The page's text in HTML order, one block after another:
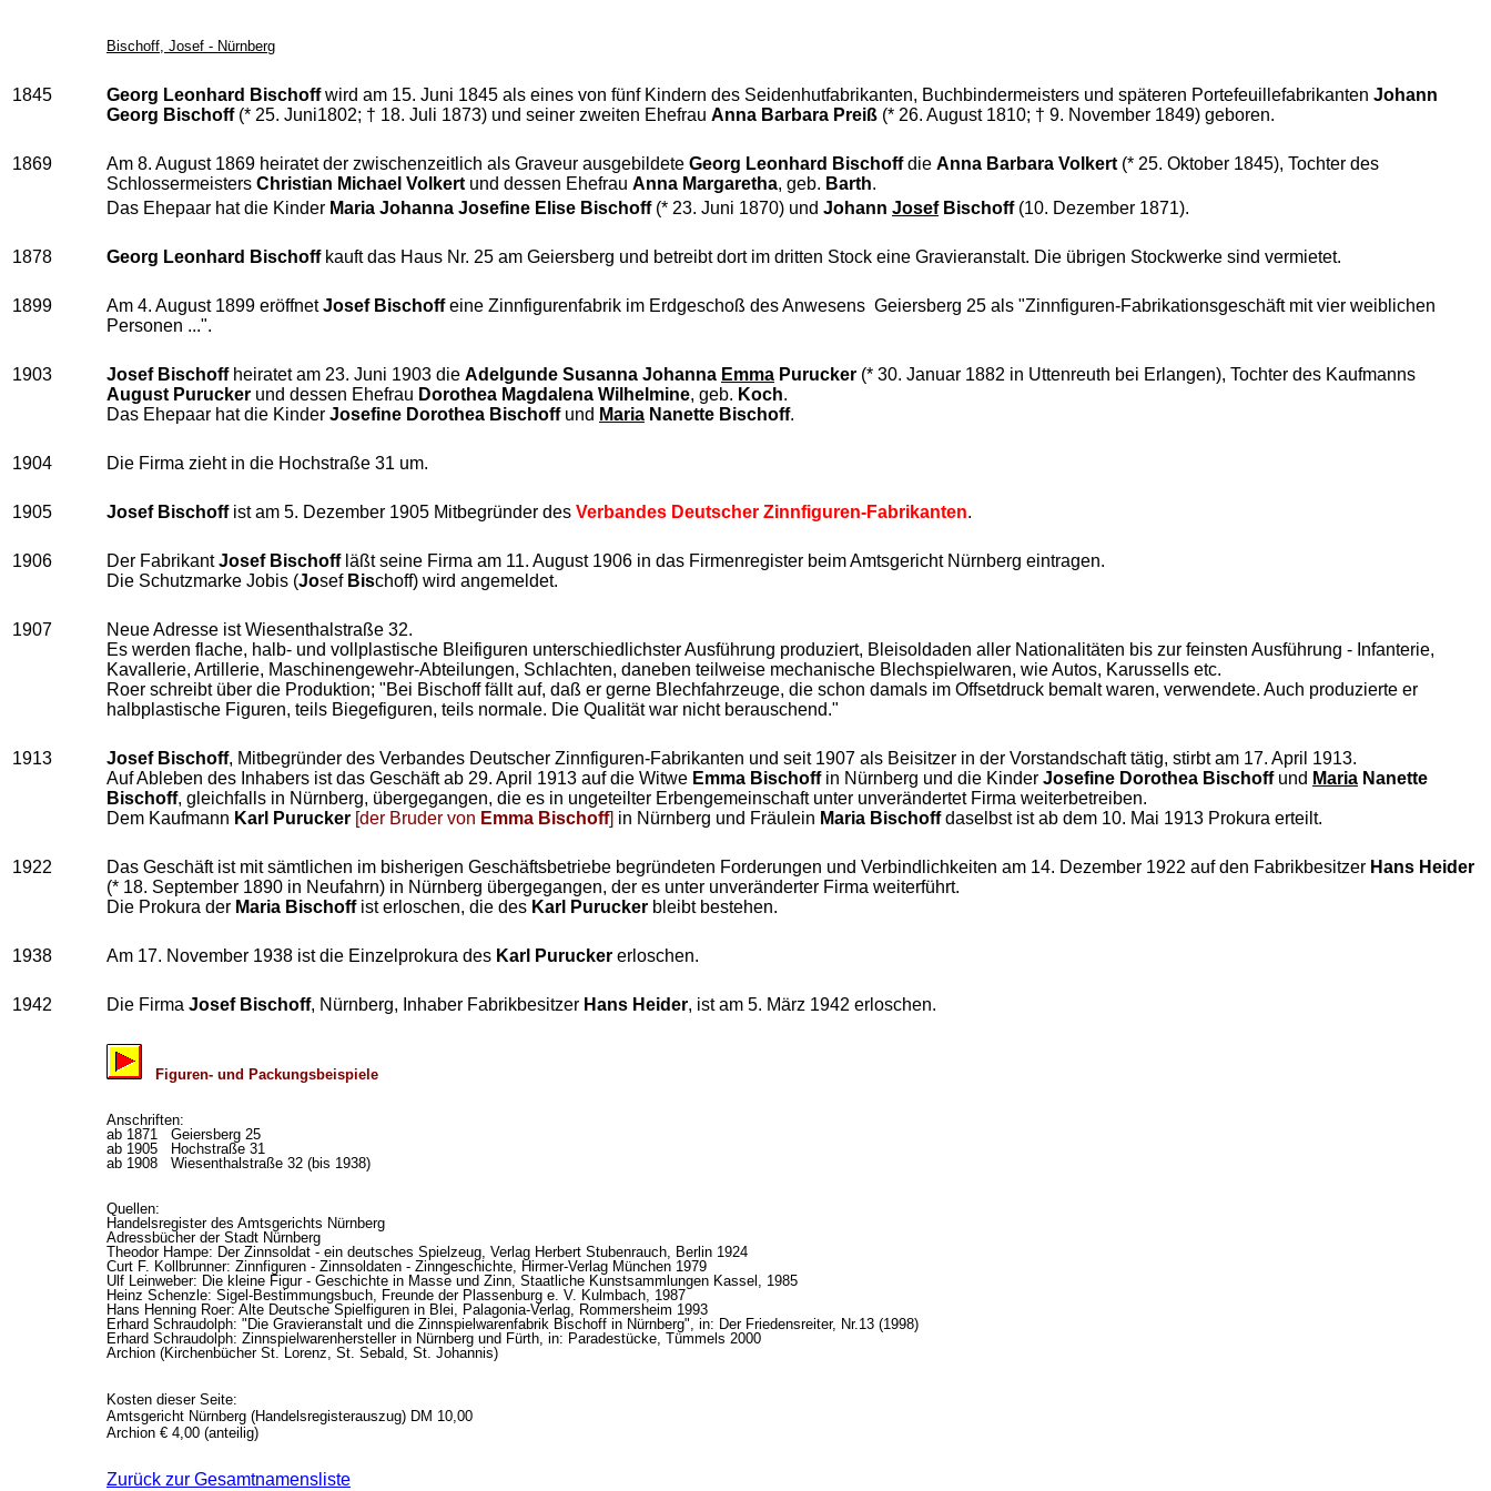
Bischoff, Josef - Nürnberg
1845 Georg Leonhard Bischoffwird am 15. Juni 1845 als eines von fünf Kindern des Seidenhutfabrikanten, Buchbindermeisters und späteren Portefeuillefabrikanten Johann
Georg Bischoff(* 25. Juni1802; † 18. Juli 1873) und seiner zweiten Ehefrau Anna Barbara Preiß (* 26. August 1810; † 9. November 1849) geboren.
1869 Am 8. August 1869 heiratet der zwischenzeitlich als Graveur ausgebildete Georg Leonhard Bischoffdie Anna Barbara Volkert (* 25. Oktober 1845), Tochter des
Schlossermeisters Christian Michael Volkert und dessen Ehefrau Anna Margaretha, geb. Barth.
Das Ehepaar hat die Kinder Maria Johanna Josefine Elise Bischoff(* 23. Juni 1870) und Johann JosefBischoff(10. Dezember 1871).
1878 Georg Leonhard Bischoffkauft das Haus Nr. 25 am Geiersberg und betreibt dort im dritten Stock eine Gravieranstalt. Die übrigen Stockwerke sind vermietet.
1899 Am 4. August 1899 eröffnetJosef Bischoffeine Zinnfigurenfabrik im Erdgeschoß des Anwesens Geiersberg 25 als "Zinnfiguren-Fabrikationsgeschäft mit vier weiblichen
Personen ...".
1903 Josef Bischoffheiratet am 23. Juni 1903 die Adelgunde Susanna Johanna Emma Purucker (* 30. Januar 1882 in Uttenreuth bei Erlangen), Tochter des Kaufmanns
August Purucker und dessen Ehefrau Dorothea Magdalena Wilhelmine, geb. Koch.
Das Ehepaar hat die Kinder Josefine Dorothea Bischoffund Maria Nanette Bischoff.
1904 Die Firma zieht in die Hochstraße 31 um.
1905 Josef Bischoffist am 5. Dezember 1905 Mitbegründer des Verbandes Deutscher Zinnfiguren-Fabrikanten.
1906 Der FabrikantJosef Bischoffläßt seine Firma am 11. August 1906 in das Firmenregister beim Amtsgericht Nürnberg eintragen.
Die Schutzmarke Jobis (Josef Bischoff) wird angemeldet.
1907
Neue Adresse ist Wiesenthalstraße 32.
Es werden flache, halb- und vollplastische Bleifiguren unterschiedlichster Ausführung produziert, Bleisoldaden aller Nationalitäten bis zur feinsten Ausführung - Infanterie,
Kavallerie, Artillerie, Maschinengewehr-Abteilungen, Schlachten, daneben teilweise mechanische Blechspielwaren, wie Autos, Karussells etc.
Roer schreibt über die Produktion; "Bei Bischoff fällt auf, daß er gerne Blechfahrzeuge, die schon damals im Offsetdruck bemalt waren, verwendete. Auch produzierte er
halbplastische Figuren, teils Biegefiguren, teils normale. Die Qualität war nicht berauschend."
1913 Josef Bischoff, Mitbegründer des Verbandes Deutscher Zinnfiguren-Fabrikanten und seit 1907 als Beisitzer in der Vorstandschaft tätig, stirbt am 17. April 1913.
Auf Ableben des Inhabers ist das Geschäft ab 29. April 1913 auf die Witwe Emma Bischoffin Nürnberg und die Kinder Josefine Dorothea Bischoffund Maria Nanette
Bischoff, gleichfalls in Nürnberg, übergegangen, die es in ungeteilter Erbengemeinschaft unter unverändertet Firma weiterbetreiben.
Dem Kaufmann Karl Purucker [der Bruder von Emma Bischoff] in Nürnberg und Fräulein Maria Bischoffdaselbst ist ab dem 10. Mai 1913 Prokura erteilt.
1922 Das Geschäft ist mit sämtlichen im bisherigen Geschäftsbetriebe begründeten Forderungen und Verbindlichkeiten am 14. Dezember 1922 auf den Fabrikbesitzer Hans Heider
(* 18. September 1890 in Neufahrn) in Nürnberg übergegangen, der es unter unveränderter Firma weiterführt.
Die Prokura der Maria Bischoffist erloschen, die des Karl Purucker bleibt bestehen.
1938 Am 17. November 1938 ist die Einzelprokura des Karl Purucker erloschen.
1942 Die Firma Josef Bischoff, Nürnberg, Inhaber Fabrikbesitzer Hans Heider, ist am 5. März 1942 erloschen.
Figuren- und Packungsbeispiele
Anschriften:
ab 1871 Geiersberg 25
ab 1905 Hochstraße 31
ab 1908 Wiesenthalstraße 32 (bis 1938)
Quellen:
Handelsregister des Amtsgerichts Nürnberg
Adressbücher der Stadt Nürnberg
Theodor Hampe: Der Zinnsoldat - ein deutsches Spielzeug, Verlag Herbert Stubenrauch, Berlin 1924
Curt F. Kollbrunner: Zinnfiguren - Zinnsoldaten - Zinngeschichte, Hirmer-Verlag München 1979
Ulf Leinweber: Die kleine Figur - Geschichte in Masse und Zinn, Staatliche Kunstsammlungen Kassel, 1985
Heinz Schenzle: Sigel-Bestimmungsbuch, Freunde der Plassenburg e. V. Kulmbach, 1987
Hans Henning Roer: Alte Deutsche Spielfiguren in Blei, Palagonia-Verlag, Rommersheim 1993
Erhard Schraudolph: "Die Gravieranstalt und die Zinnspielwarenfabrik Bischoff in Nürnberg", in: Der Friedensreiter, Nr.13 (1998)
Erhard Schraudolph: Zinnspielwarenhersteller in Nürnberg und Fürth, in: Paradestücke, Tümmels 2000
Archion (Kirchenbücher St. Lorenz, St. Sebald, St. Johannis)
Kosten dieser Seite:
Amtsgericht Nürnberg (Handelsregisterauszug) DM 10,00
Archion € 4,00 (anteilig)
Zurück zur Gesamtnamensliste